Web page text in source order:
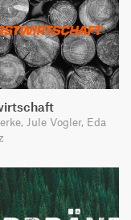
Jule Vogler, Eda